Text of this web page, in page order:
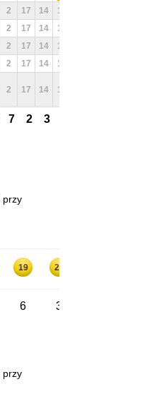
2 17 14 11
2 17 14 11
2 17 14 11
2 17 14 11
2 17 14 11
7 2 3
przy
19 20
6 3
przy